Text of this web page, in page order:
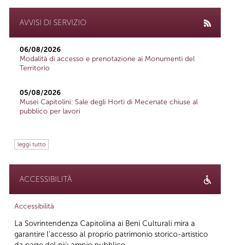
AVVISI DI SERVIZIO
06/08/2026
Modalità di accesso e prenotazione ai Monumenti del
Territorio
05/08/2026
Musei Capitolini: Sale degli Horti di Mecenate chiuse al
pubblico per lavori
leggi tutto
ACCESSIBILITÀ
Accessibilità
La Sovrintendenza Capitolina ai Beni Culturali mira a
garantire l’accesso al proprio patrimonio storico-artistico